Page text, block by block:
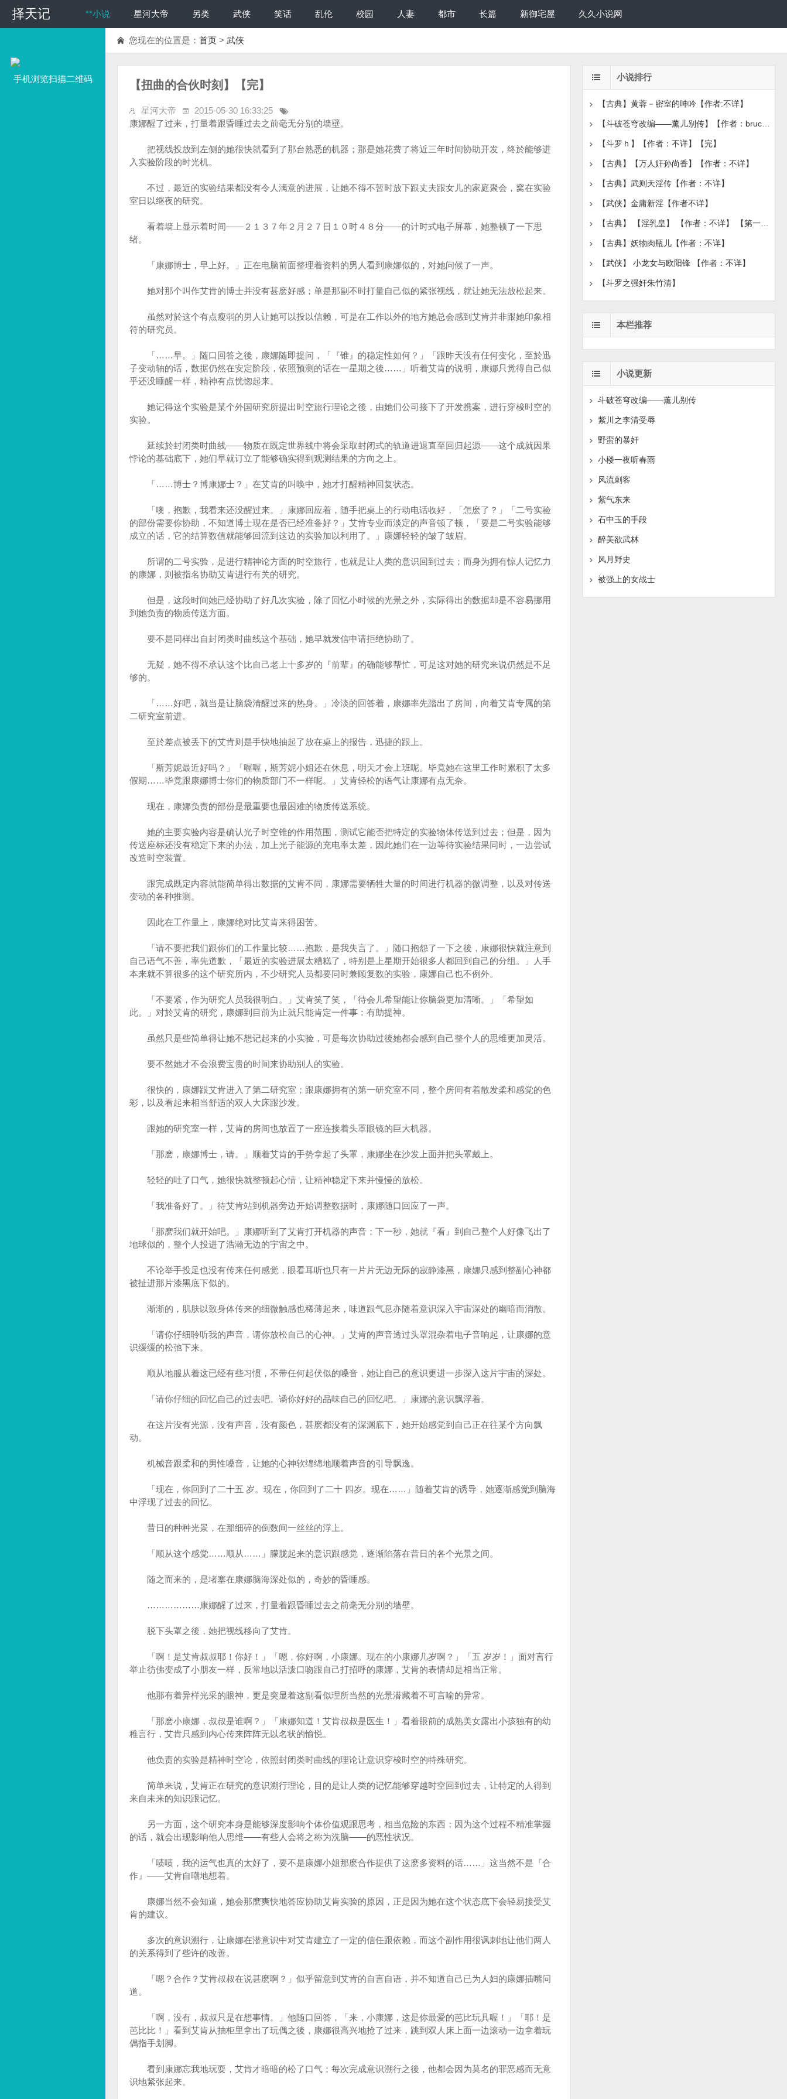
择天记 **小说 星河大帝 另类 武侠 笑话 乱伦 校园 人妻 都市 长篇 新御宅屋 久久小说网
手机浏览扫描二维码
您现在的位置是： 首页 > 武侠
【扭曲的合伙时刻】【完】
星河大帝
2015-05-30 16:33:25
康娜醒了过来，打量着跟昏睡过去之前毫无分别的墙壁。
把视线投放到左侧的她很快就看到了那台熟悉的机器；那是她花费了将近三年时间协助开发，终於能够进
入实验阶段的时光机。
不过，最近的实验结果都没有令人满意的进展，让她不得不暂时放下跟丈夫跟女儿的家庭聚会，窝在实验
室日以继夜的研究。
看着墙上显示着时间——２１３７年２月２７日１０时４８分——的计时式电子屏幕，她整顿了一下思
绪。
「康娜博士，早上好。」正在电脑前面整理着资料的男人看到康娜似的，对她问候了一声。
她对那个叫作艾肯的博士并没有甚麽好感；单是那副不时打量自己似的紧张视线，就让她无法放松起来。
虽然对於这个有点瘦弱的男人让她可以投以信赖，可是在工作以外的地方她总会感到艾肯并非跟她印象相
符的研究员。
「……早。」随口回答之後，康娜随即提问，「『锥』的稳定性如何？」「跟昨天没有任何变化，至於迅
子变动轴的话，数据仍然在安定阶段，依照预测的话在一星期之後……」听着艾肯的说明，康娜只觉得自己似
乎还没睡醒一样，精神有点恍惚起来。
她记得这个实验是某个外国研究所提出时空旅行理论之後，由她们公司接下了开发携案，进行穿梭时空的
实验。
延续於封闭类时曲线——物质在既定世界线中将会采取封闭式的轨道进退直至回归起源——这个成就因果
悖论的基础底下，她们早就订立了能够确实得到观测结果的方向之上。
「……博士？博康娜士？」在艾肯的叫唤中，她才打醒精神回复状态。
「噢，抱歉，我看来还没醒过来。」康娜回应着，随手把桌上的行动电话收好，「怎麽了？」「二号实验
的部份需要你协助，不知道博士现在是否已经准备好？」艾肯专业而淡定的声音顿了顿，「要是二号实验能够
成立的话，它的结算数值就能够回流到这边的实验加以利用了。」康娜轻轻的皱了皱眉。
所谓的二号实验，是进行精神论方面的时空旅行，也就是让人类的意识回到过去；而身为拥有惊人记忆力
的康娜，则被指名协助艾肯进行有关的研究。
但是，这段时间她已经协助了好几次实验，除了回忆小时候的光景之外，实际得出的数据却是不容易挪用
到她负责的物质传送方面。
要不是同样出自封闭类时曲线这个基础，她早就发信申请拒绝协助了。
无疑，她不得不承认这个比自己老上十多岁的『前辈』的确能够帮忙，可是这对她的研究来说仍然是不足
够的。
「……好吧，就当是让脑袋清醒过来的热身。」冷淡的回答着，康娜率先踏出了房间，向着艾肯专属的第
二研究室前进。
至於差点被丢下的艾肯则是手快地抽起了放在桌上的报告，迅捷的跟上。
「斯芳妮最近好吗？」「喔喔，斯芳妮小姐还在休息，明天才会上班呢。毕竟她在这里工作时累积了太多
假期……毕竟跟康娜博士你们的物质部门不一样呢。」艾肯轻松的语气让康娜有点无奈。
现在，康娜负责的部份是最重要也最困难的物质传送系统。
她的主要实验内容是确认光子时空锥的作用范围，测试它能否把特定的实验物体传送到过去；但是，因为
传送座标还没有稳定下来的办法，加上光子能源的充电率太差，因此她们在一边等待实验结果同时，一边尝试
改造时空装置。
跟完成既定内容就能简单得出数据的艾肯不同，康娜需要牺牲大量的时间进行机器的微调整，以及对传送
变动的各种推测。
因此在工作量上，康娜绝对比艾肯来得困苦。
「请不要把我们跟你们的工作量比较……抱歉，是我失言了。」随口抱怨了一下之後，康娜很快就注意到
自己语气不善，率先道歉，「最近的实验进展太糟糕了，特别是上星期开始很多人都回到自己的分组。」人手
本来就不算很多的这个研究所内，不少研究人员都要同时兼顾复数的实验，康娜自己也不例外。
「不要紧，作为研究人员我很明白。」艾肯笑了笑，「待会儿希望能让你脑袋更加清晰。」「希望如
此。」对於艾肯的研究，康娜到目前为止就只能肯定一件事：有助提神。
虽然只是些简单得让她不想记起来的小实验，可是每次协助过後她都会感到自己整个人的思维更加灵活。
要不然她才不会浪费宝贵的时间来协助别人的实验。
很快的，康娜跟艾肯进入了第二研究室；跟康娜拥有的第一研究室不同，整个房间有着散发柔和感觉的色
彩，以及看起来相当舒适的双人大床跟沙发。
跟她的研究室一样，艾肯的房间也放置了一座连接着头罩眼镜的巨大机器。
「那麽，康娜博士，请。」顺着艾肯的手势拿起了头罩，康娜坐在沙发上面并把头罩戴上。
轻轻的吐了口气，她很快就整顿起心情，让精神稳定下来并慢慢的放松。
「我准备好了。」待艾肯站到机器旁边开始调整数据时，康娜随口回应了一声。
「那麽我们就开始吧。」康娜听到了艾肯打开机器的声音；下一秒，她就『看』到自己整个人好像飞出了
地球似的，整个人投进了浩瀚无边的宇宙之中。
不论举手投足也没有传来任何感觉，眼看耳听也只有一片片无边无际的寂静漆黑，康娜只感到整副心神都
被扯进那片漆黑底下似的。
渐渐的，肌肤以致身体传来的细微触感也稀薄起来，味道跟气息亦随着意识深入宇宙深处的幽暗而消散。
「请你仔细聆听我的声音，请你放松自己的心神。」艾肯的声音透过头罩混杂着电子音响起，让康娜的意
识缓缓的松弛下来。
顺从地服从着这已经有些习惯，不带任何起伏似的嗓音，她让自己的意识更进一步深入这片宇宙的深处。
「请你仔细的回忆自己的过去吧。谲你好好的品味自己的回忆吧。」康娜的意识飘浮着。
在这片没有光源，没有声音，没有颜色，甚麽都没有的深渊底下，她开始感觉到自己正在往某个方向飘
动。
机械音跟柔和的男性嗓音，让她的心神软绵绵地顺着声音的引导飘逸。
「现在，你回到了二十五 岁。现在，你回到了二十 四岁。现在……」随着艾肯的诱导，她逐渐感觉到脑海
中浮现了过去的回忆。
昔日的种种光景，在那细碎的倒数间一丝丝的浮上。
「顺从这个感觉……顺从……」朦胧起来的意识跟感觉，逐渐陷落在昔日的各个光景之间。
随之而来的，是堵塞在康娜脑海深处似的，奇妙的昏睡感。
………………康娜醒了过来，打量着跟昏睡过去之前毫无分别的墙壁。
脱下头罩之後，她把视线移向了艾肯。
「啊！是艾肯叔叔耶！你好！」「嗯，你好啊，小康娜。现在的小康娜几岁啊？」「五 岁岁！」面对言行
举止彷佛变成了小朋友一样，反常地以活泼口吻跟自己打招呼的康娜，艾肯的表情却是相当正常。
他那有着异样光采的眼神，更是突显着这副看似理所当然的光景潜藏着不可言喻的异常。
「那麽小康娜，叔叔是谁啊？」「康娜知道！艾肯叔叔是医生！」看着眼前的成熟美女露出小孩独有的幼
稚言行，艾肯只感到内心传来阵阵无以名状的愉悦。
他负责的实验是精神时空论，依照封闭类时曲线的理论让意识穿梭时空的特殊研究。
简单来说，艾肯正在研究的意识溯行理论，目的是让人类的记忆能够穿越时空回到过去，让特定的人得到
来自未来的知识跟记忆。
另一方面，这个研究本身是能够深度影响个体价值观跟思考，相当危险的东西；因为这个过程不精准掌握
的话，就会出现影响他人思维——有些人会将之称为洗脑——的恶性状况。
「啧啧，我的运气也真的太好了，要不是康娜小姐那麽合作提供了这麽多资料的话……」这当然不是『合
作』——艾肯自嘲地想着。
康娜当然不会知道，她会那麽爽快地答应协助艾肯实验的原因，正是因为她在这个状态底下会轻易接受艾
肯的建议。
多次的意识溯行，让康娜在潜意识中对艾肯建立了一定的信任跟依赖，而这个副作用很讽刺地让他们两人
的关系得到了些许的改善。
「嗯？合作？艾肯叔叔在说甚麽啊？」似乎留意到艾肯的自言自语，并不知道自己已为人妇的康娜插嘴问
道。
「啊，没有，叔叔只是在想事情。」他随口回答，「来，小康娜，这是你最爱的芭比玩具喔！」「耶！是
芭比比！」看到艾肯从抽柜里拿出了玩偶之後，康娜很高兴地抢了过来，跳到双人床上面一边滚动一边拿着玩
偶指手划脚。
看到康娜忘我地玩耍，艾肯才暗暗的松了口气；每次完成意识溯行之後，他都会因为莫名的罪恶感而无意
识地紧张起来。
小说排行
【古典】黄蓉－密室的呻吟【作者:不详】
【斗破苍穹改编——薰儿别传】【作者：bruce1986】【完
【斗罗ｈ】【作者：不详】【完】
【古典】【万人奸孙尚香】【作者：不详】
【古典】武则天淫传【作者：不详】
【武侠】金庸新淫【作者不详】
【古典】 【淫乳皇】 【作者：不详】 【第一章节】
【古典】妖物肉瓶儿【作者：不详】
【武侠】 小龙女与欧阳锋 【作者：不详】
【斗罗之强奸朱竹清】
本栏推荐
小说更新
斗破苍穹改编——薰儿别传
紫川之李清受辱
野蛮的暴奸
小楼一夜听春雨
风流刺客
紫气东来
石中玉的手段
醉美欲武林
风月野史
被强上的女战士